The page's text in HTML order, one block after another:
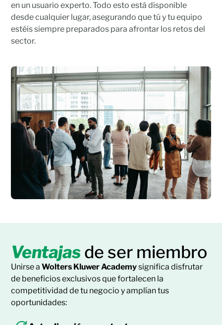
en un usuario experto. Todo esto está disponible
desde cualquier lugar, asegurando que tú y tu equipo
estéis siempre preparados para afrontar los retos del
sector.
Ventajasde ser miembro
Unirse aWolters Kluwer Academysignifica disfrutar
de beneficios exclusivos que fortalecen la
competitividad de tu negocio y amplían tus
oportunidades: